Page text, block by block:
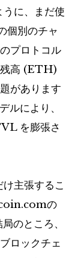
に、まだ使
個別のチャ
プロトコル
残高 (ETH)
があります
により、
を膨張さ
主張するこ
の
のところ、
ロックチェ